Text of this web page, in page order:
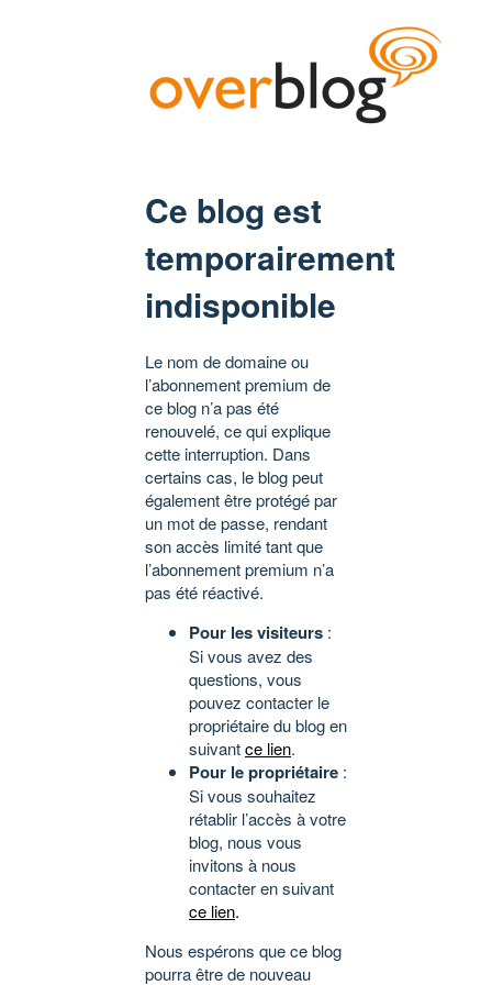
Ce blog est
temporairement
indisponible
Le nom de domaine ou
l’abonnement premium de
ce blog n’a pas été
renouvelé, ce qui explique
cette interruption. Dans
certains cas, le blog peut
également être protégé par
un mot de passe, rendant
son accès limité tant que
l’abonnement premium n’a
pas été réactivé.
Pour les visiteurs :
Si vous avez des
questions, vous
pouvez contacter le
propriétaire du blog en
suivantce lien.
Pour le propriétaire :
Si vous souhaitez
rétablir l’accès à votre
blog, nous vous
invitons à nous
contacter en suivant
ce lien.
Nous espérons que ce blog
pourra être de nouveau